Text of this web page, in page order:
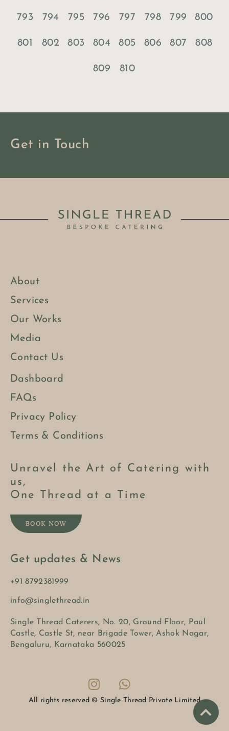
793 794 795 796 797 798 799 800
801 802 803 804 805 806 807 808
809 810
Get in Touch
About
Services
Our Works
Media
Contact Us
Dashboard
FAQs
Privacy Policy
Terms & Conditions
Unravel the Art of Catering with
us,
One Thread at a Time
BOOK NOW
Get updates & News
+91 8792381999
info@singlethread.in
Single Thread Caterers, No. 20, Ground Floor, Paul
Castle, Castle St, near Brigade Tower, Ashok Nagar,
Bengaluru, Karnataka 560025
All rights reserved © Single Thread Private Limited